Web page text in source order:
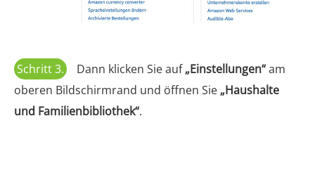
Schritt 3. Dann klicken Sie auf„Einstellungen“am
oberen Bildschirmrand und öffnen Sie „Haushalte
und Familienbibliothek“.